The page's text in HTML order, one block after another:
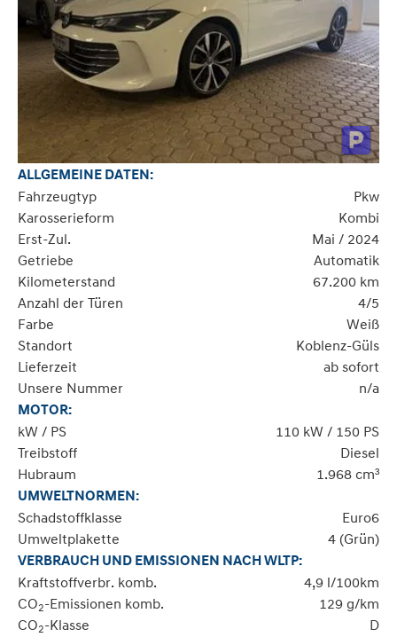
ALLGEMEINE DATEN:
Fahrzeugtyp
Pkw
Karosserieform
Kombi
Erst-Zul.
Mai / 2024
Getriebe
Automatik
Kilometerstand
67.200 km
Anzahl der Türen
4/5
Farbe
Weiß
Standort
Koblenz-Güls
Lieferzeit
ab sofort
Unsere Nummer
n/a
MOTOR:
kW / PS
110 kW / 150 PS
Treibstoff
Diesel
Hubraum
1.968 cm³
UMWELTNORMEN:
Schadstoffklasse
Euro6
Umweltplakette
4 (Grün)
VERBRAUCH UND EMISSIONEN NACH WLTP:
Kraftstoffverbr. komb.
4,9 l/100km
CO2-Emissionen komb.
129 g/km
CO2-Klasse D